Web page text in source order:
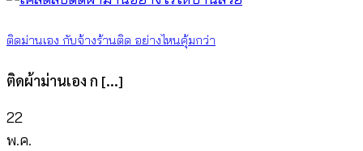
ติดม่านเอง กับจ้างร้านติด อย่างไหนคุ้มกว่า
ติดผ้าม่านเอง ก [...]
22
พ.ค.